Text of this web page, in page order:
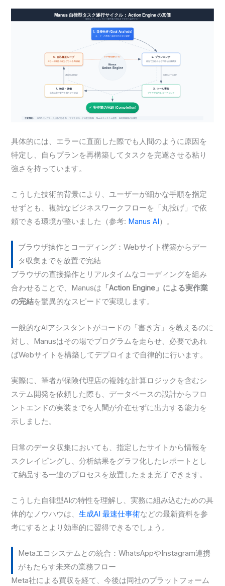
具体的には、エラーに直面した際でも人間のように原因を
特定し、自らプランを再構築してタスクを完遂させる粘り
強さを持っています。
こうした技術的背景により、ユーザーが細かな手順を指定
せずとも、複雑なビジネスワークフローを「丸投げ」で依
頼できる環境が整いました（参考: Manus AI）。
ブラウザ操作とコーディング：Webサイト構築からデー
タ収集までを放置で完結
ブラウザの直接操作とリアルタイムなコーディングを組み
合わせることで、Manusは 「Action Engine」による実作業
の完結を驚異的なスピードで実現します。
一般的なAIアシスタントがコードの「書き方」を教えるのに
対し、Manusはその場でプログラムを走らせ、必要であれ
ばWebサイトを構築してデプロイまで自律的に行います。
実際に、筆者が保険代理店の複雑な計算ロジックを含むシ
ステム開発を依頼した際も、データベースの設計からフロ
ントエンドの実装までを人間が介在せずに出力する能力を
示しました。
日常のデータ収集においても、指定したサイトから情報を
スクレイピングし、分析結果をグラフ化したレポートとし
て納品する一連のプロセスを放置したまま完了できます。
こうした自律型AIの特性を理解し、実務に組み込むための具
体的なノウハウは、生成AI 最速仕事術などの最新資料を参
考にするとより効率的に習得できるでしょう。
Metaエコシステムとの統合：WhatsAppやInstagram連携
がもたらす未来の業務フロー
Meta社による買収を経て、今後は同社のプラットフォーム